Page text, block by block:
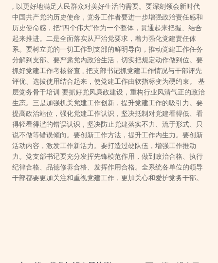
, 以更好地满足人民群众对美好生活的需要。要深刻领会新时代
中国共产党的历史使命，党务工作者要进一步增强政治责任感和
历史使命感，把“四个伟大”作为一个整体，贯通起来把握、结合
起来推进。二是全面落实从严治党要求，着力强化党建责任体
系。要树立党的一切工作到支部的鲜明导向，推动党建工作任务
分解到支部。要严肃党内政治生活，切实把规定动作做到位。要
抓好党建工作考核督查 , 把支部书记抓党建工作情况与干部评先
评优、选拔使用结合起来，使党建工作由软指标变为硬约束。
基
层党务骨干培训 要抓好党风廉政建设，重构行业风清气正的政治
生态。三是加强机关党建工作创新，提升党建工作的吸引力。要
提高政治站位，强化党建工作认识，坚决抵制对党建看得低、看
得轻看得滥的错误认识，坚决防止党建落实不力、流于形式、只
说不做等错误倾向。要创新工作方法，提升工作内生力。要创新
活动内容，激发工作新活力。要打造过硬队伍，增强工作推动
力。党支部书记要充分发挥先锋模范作用，做到政治合格、执行
纪律合格、品德修养合格、发挥作用合格。全系统各单位的领导
干部都要更加关注和重视党建工作，更加关心和爱护党务干部。